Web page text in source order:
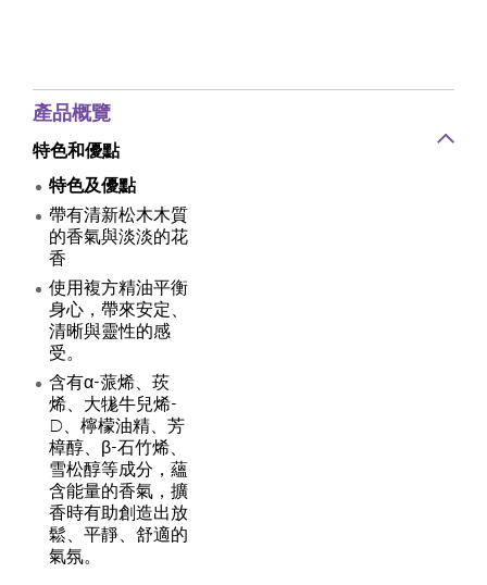
產品概覽
特色和優點
特色及優點
帶有清新松木木質
的香氣與淡淡的花
香
使用複方精油平衡
身心，帶來安定、
清晰與靈性的感
受。
含有α-蒎烯、莰
烯、大牻牛兒烯-
D、檸檬油精、芳
樟醇、β-石竹烯、
雪松醇等成分，蘊
含能量的香氣，擴
香時有助創造出放
鬆、平靜、舒適的
氣氛。